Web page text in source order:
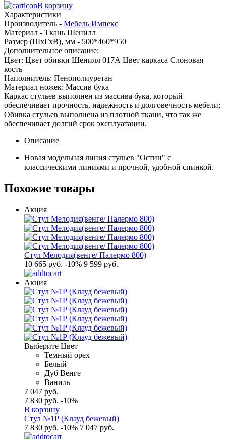
В корзину
Характеристики
Производитель - Мебель Импекс
Материал - Ткань Шенилл
Размер (ШхГхВ), мм - 500*460*950
Дополнительное описание:
Цвет: Цвет обивки Шенилл 017А Цвет каркаса Слоновая
кость
Наполнитель: Пенополиуретан
Материал ножек: Массив бука
Каркас стульев выполнен из массива бука, который
обеспечивает прочность, надежность и долговечность мебели;
Обивка стульев выполнена из плотной ткани, что так же
обеспечивает долгий срок эксплуатации.
Описание
Новая модельная линия стульев "Остин" с
классическими линиями и прочной, удобной спинкой.
Похожие товары
Акция
Стул Мелодия(венге/ Палермо 800)
10 665 руб. -10% 9 599 руб.
Акция
Выберите Цвет
Темный орех
Белый
Дуб Венге
Ваниль
7 047 руб.
7 830 руб. -10%
В корзину
Стул №1Р (Клауд бежевый)
7 830 руб. -10% 7 047 руб.